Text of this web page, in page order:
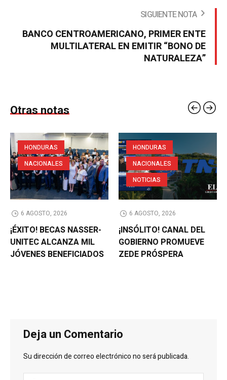
SIGUIENTE NOTA
BANCO CENTROAMERICANO, PRIMER ENTE
MULTILATERAL EN EMITIR “BONO DE
NATURALEZA”
Otras notas
HONDURAS
NACIONALES
6 AGOSTO, 2026
¡ÉXITO! BECAS NASSER-
UNITEC ALCANZA MIL
JÓVENES BENEFICIADOS
HONDURAS
NACIONALES
NOTICIAS
6 AGOSTO, 2026
¡INSÓLITO! CANAL DEL
GOBIERNO PROMUEVE
ZEDE PRÓSPERA
Deja un Comentario
Su dirección de correo electrónico no será publicada.